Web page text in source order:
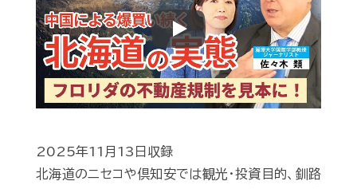
Play
2025年11月13日収録
北海道のニセコや倶知安では観光・投資目的、釧路